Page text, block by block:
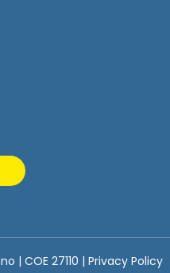
| COE 27110 | Privacy Policy